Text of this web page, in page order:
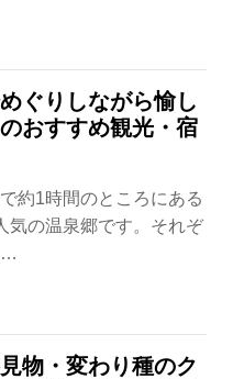
ぐりしながら愉し
おすすめ観光・宿
約1時間のところにある
気の温泉郷です。それぞ
…
物・変わり種のク